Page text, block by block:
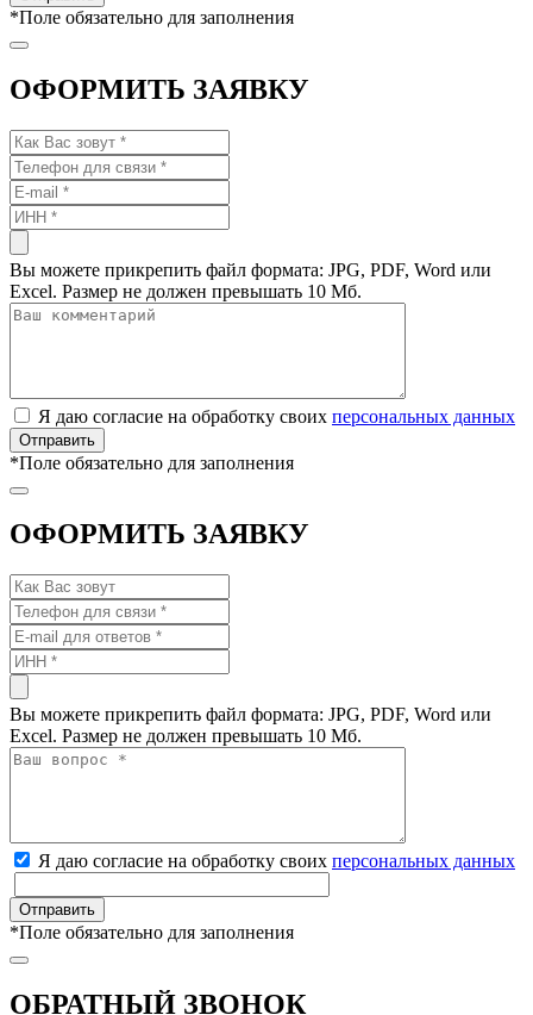
*Поле обязательно для заполнения
ОФОРМИТЬ ЗАЯВКУ
Вы можете прикрепить файл формата: JPG, PDF, Word или
Excel. Размер не должен превышать 10 Мб.
Я даю согласие на обработку своих персональных данных
*Поле обязательно для заполнения
ОФОРМИТЬ ЗАЯВКУ
Вы можете прикрепить файл формата: JPG, PDF, Word или
Excel. Размер не должен превышать 10 Мб.
Я даю согласие на обработку своих персональных данных
*Поле обязательно для заполнения
ОБРАТНЫЙ ЗВОНОК